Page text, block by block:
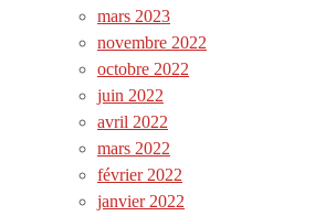
mars 2023
novembre 2022
octobre 2022
juin 2022
avril 2022
mars 2022
février 2022
janvier 2022